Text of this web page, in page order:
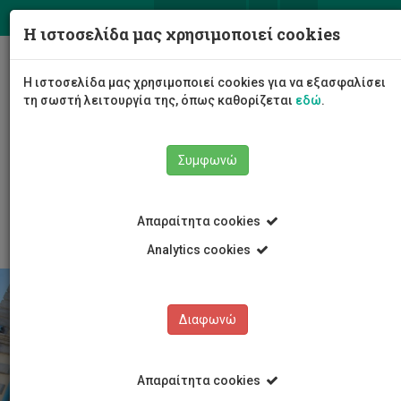
Η ιστοσελίδα μας χρησιμοποιεί cookies
Η ιστοσελίδα μας χρησιμοποιεί cookies για να εξασφαλίσει
τη σωστή λειτουργία της, όπως καθορίζεται εδώ.
Συμφωνώ
Απαραίτητα cookies
Analytics cookies
Διαφωνώ
Απαραίτητα cookies